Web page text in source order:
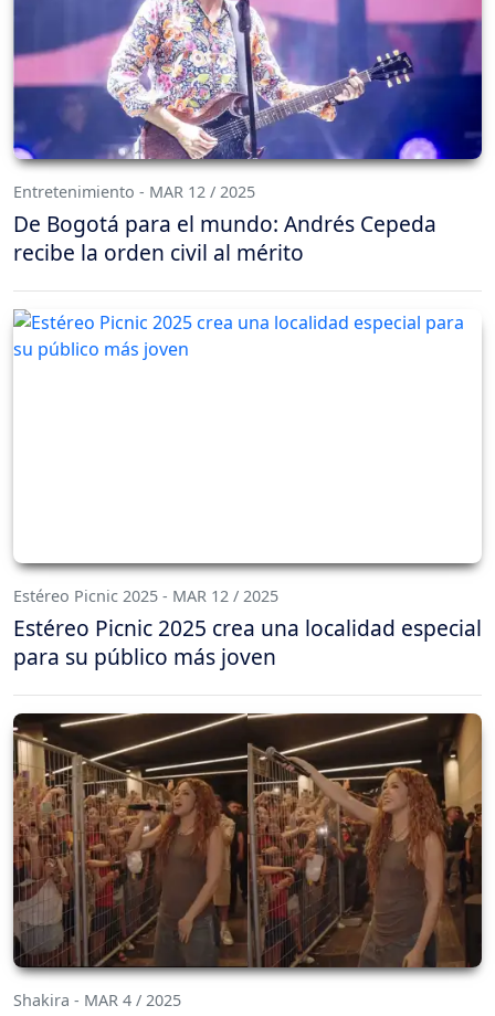
Entretenimiento - MAR 12 / 2025
De Bogotá para el mundo: Andrés Cepeda
recibe la orden civil al mérito
Estéreo Picnic 2025 - MAR 12 / 2025
Estéreo Picnic 2025 crea una localidad especial
para su público más joven
Shakira - MAR 4 / 2025